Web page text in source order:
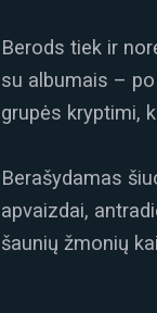
Berods tiek ir
su albumais –
grupės kryptimi,
Berašydamas
apvaizdai,
šaunių žmonių